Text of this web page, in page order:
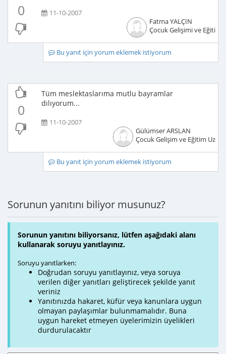
0
11-10-2007
Fatma YALÇIN
Çocuk Gelişimi ve
Bu yanıt için yorum eklemek istiyorum
0
Tüm meslektaslarıma mutlu bayramlar
dılıyorum...
11-10-2007
Gülümser ARSLAN
Çocuk Gelişim ve Eğitim
Bu yanıt için yorum eklemek istiyorum
Sorunun yanıtını biliyor musunuz?
Sorunun yanıtını biliyorsanız, lütfen aşağıdaki alanı
kullanarak soruyu yanıtlayınız.
Soruyu yanıtlarken:
Doğrudan soruyu yanıtlayınız, veya soruya
verilen diğer yanıtları geliştirecek şekilde yanıt
veriniz
Yanıtınızda hakaret, küfür veya kanunlara uygun
olmayan paylaşımlar bulunmamalıdır. Buna
uygun hareket etmeyen üyelerimizin üyelikleri
durdurulacaktır